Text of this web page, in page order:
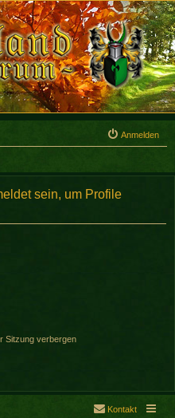
Anmelden
sein, um Profile
Sitzung verbergen
Kontakt